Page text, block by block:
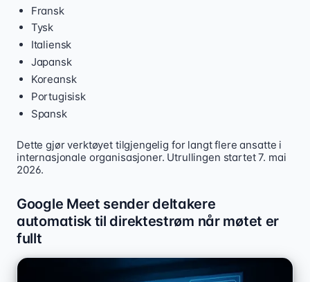
Fransk
Tysk
Italiensk
Japansk
Koreansk
Portugisisk
Spansk
Dette gjør verktøyet tilgjengelig for langt flere ansatte i
internasjonale organisasjoner. Utrullingen startet 7. mai
2026.
Google Meet sender deltakere
automatisk til direktestrøm når møtet er
fullt